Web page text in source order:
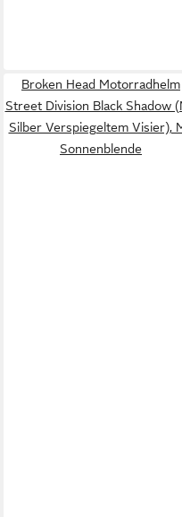
Broken Head Motorradhelm
Street Division Black Shadow
Silber Verspiegeltem Visier),
Sonnenblende